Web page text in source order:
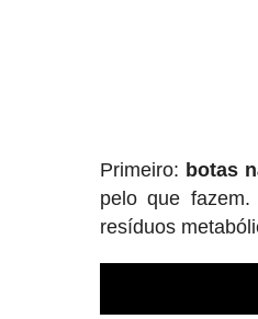
Primeiro: botas
pelo que
resíduos